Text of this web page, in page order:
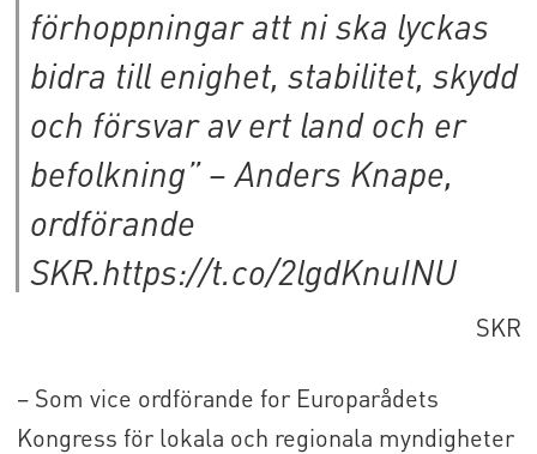
förhoppningar att ni ska lyckas
bidra till enighet, stabilitet, skydd
och försvar av ert land och er
befolkning” – Anders Knape,
ordförande
SKR.https://t.co/2lgdKnuINU
SKR
− Som vice ordförande for Europarådets
Kongress för lokala och regionala myndigheter